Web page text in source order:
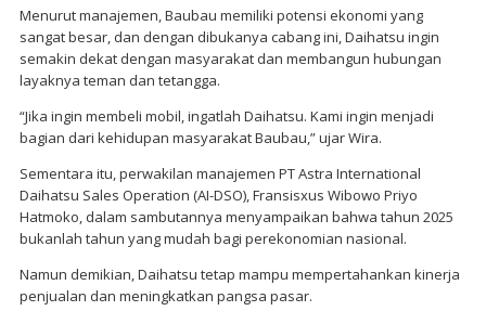
Menurut manajemen, Baubau memiliki potensi ekonomi yang
sangat besar, dan dengan dibukanya cabang ini, Daihatsu ingin
semakin dekat dengan masyarakat dan membangun hubungan
layaknya teman dan tetangga.
“Jika ingin membeli mobil, ingatlah Daihatsu. Kami ingin menjadi
bagian dari kehidupan masyarakat Baubau,” ujar Wira.
Sementara itu, perwakilan manajemen PT Astra International
Daihatsu Sales Operation (AI-DSO), Fransisxus Wibowo Priyo
Hatmoko, dalam sambutannya menyampaikan bahwa tahun 2025
bukanlah tahun yang mudah bagi perekonomian nasional.
Namun demikian, Daihatsu tetap mampu mempertahankan kinerja
penjualan dan meningkatkan pangsa pasar.